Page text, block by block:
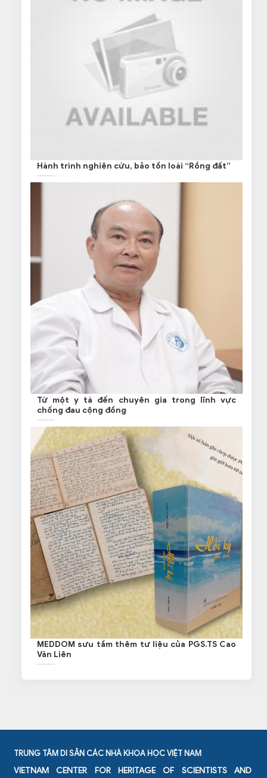
Hành trình nghiên cứu, bảo tồn loài “Rồng đất”
Từ một y tá đến chuyên gia trong lĩnh vực
chống đau cộng đồng
MEDDOM sưu tầm thêm tư liệu của PGS.TS Cao
Văn Liên
TRUNG TÂM DI SẢN CÁC NHÀ KHOA HỌC VIỆT NAM
VIETNAM CENTER FOR HERITAGE OF SCIENTISTS AND